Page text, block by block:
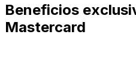
Beneficios
Mastercard